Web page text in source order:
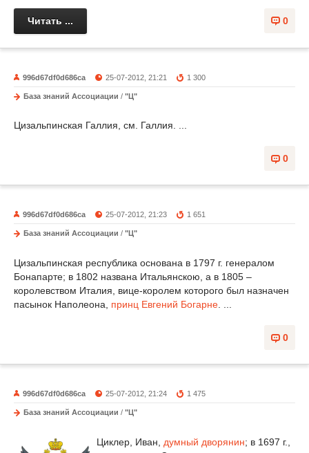
0
Читать ...
996d67df0d686ca 25-07-2012, 21:21 1 300
База знаний Ассоциации / "Ц"
Цизальпинская Галлия, см. Галлия. ...
0
996d67df0d686ca 25-07-2012, 21:23 1 651
База знаний Ассоциации / "Ц"
Цизальпинская республика основана в 1797 г. генералом
Бонапарте; в 1802 названа Итальянскою, а в 1805 –
королевством Италия, вице-королем которого был назначен
пасынок Наполеона, принц Евгений Богарне
0
996d67df0d686ca 25-07-2012, 21:24 1 475
База знаний Ассоциации / "Ц"
Циклер, Иван, думный дворянин; в 1697 г.,